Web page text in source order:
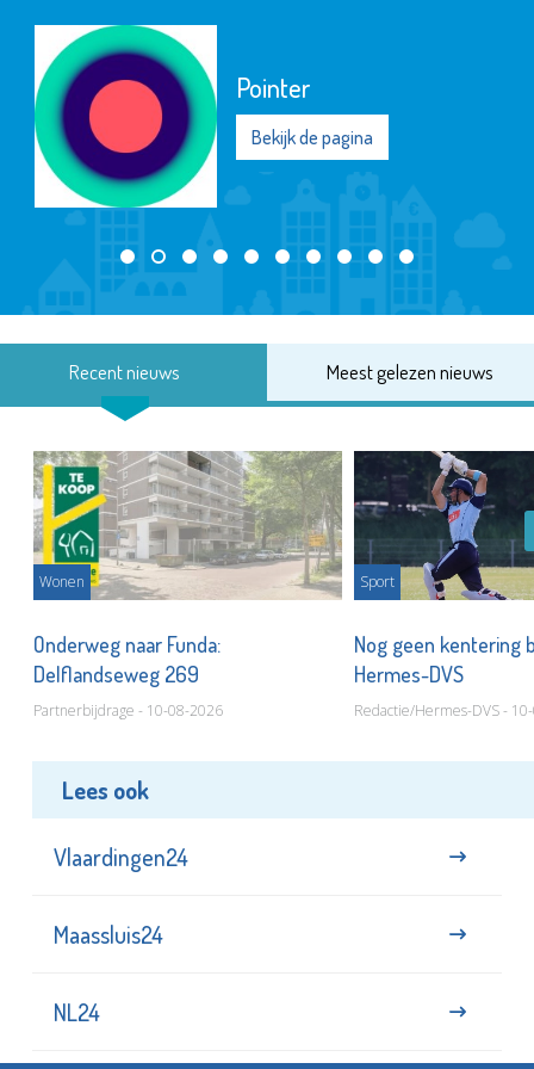
Pointer
Bekijk de pagina
Recent nieuws Meest gelezen nieuws
Wonen
Onderweg naar Funda:
Delflandseweg 269
Partnerbijdrage - 10-08-2026
Sport
Nog geen kentering
Hermes-DVS
Redactie/Hermes-DVS -
Lees ook
Vlaardingen24
Maassluis24
NL24